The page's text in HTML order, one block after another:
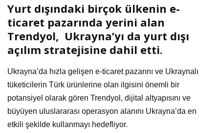
Yurt dışındaki birçok ülkenin e-
ticaret pazarında yerini alan
Trendyol, Ukrayna’yı da yurt dışı
açılım stratejisine dahil etti.
Ukrayna’da hızla gelişen e-ticaret pazarını ve Ukraynalı
tüketicilerin Türk ürünlerine olan ilgisini önemli bir
potansiyel olarak gören Trendyol, dijital altyapısını ve
büyüyen uluslararası operasyon alanını Ukrayna’da en
etkili şekilde kullanmayı hedefliyor.